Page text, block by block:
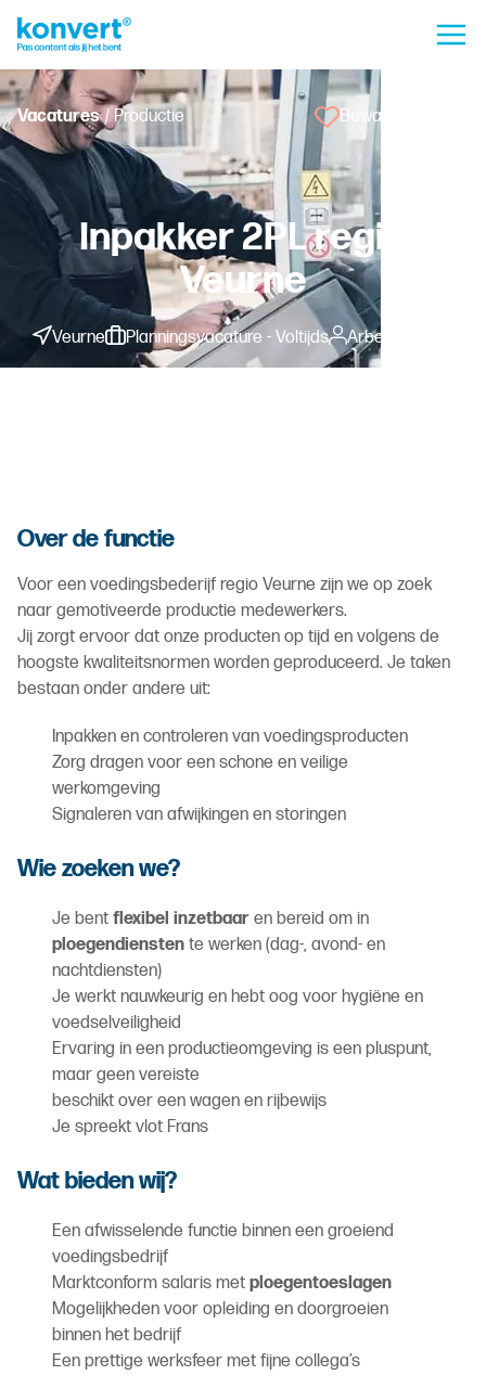
Vacatures/ Productie Bewaar vacature
Inpakker 2PL regio
Veurne
Veurne Planningsvacature - Voltijds Arbeider
Over de functie
Voor een voedingsbederijf regio Veurne zijn we op zoek
naar gemotiveerde productie medewerkers.
Jij zorgt ervoor dat onze producten op tijd en volgens de
hoogste kwaliteitsnormen worden geproduceerd. Je taken
bestaan onder andere uit:
Inpakken en controleren van voedingsproducten
Zorg dragen voor een schone en veilige
werkomgeving
Signaleren van afwijkingen en storingen
Wie zoeken we?
Je bent flexibel inzetbaar en bereid om in
ploegendiensten te werken (dag-, avond- en
nachtdiensten)
Je werkt nauwkeurig en hebt oog voor hygiëne en
voedselveiligheid
Ervaring in een productieomgeving is een pluspunt,
maar geen vereiste
beschikt over een wagen en rijbewijs
Je spreekt vlot Frans
Wat bieden wij?
Een afwisselende functie binnen een groeiend
voedingsbedrijf
Marktconform salaris met ploegentoeslagen
Mogelijkheden voor opleiding en doorgroeien
binnen het bedrijf
Een prettige werksfeer met fijne collega’s